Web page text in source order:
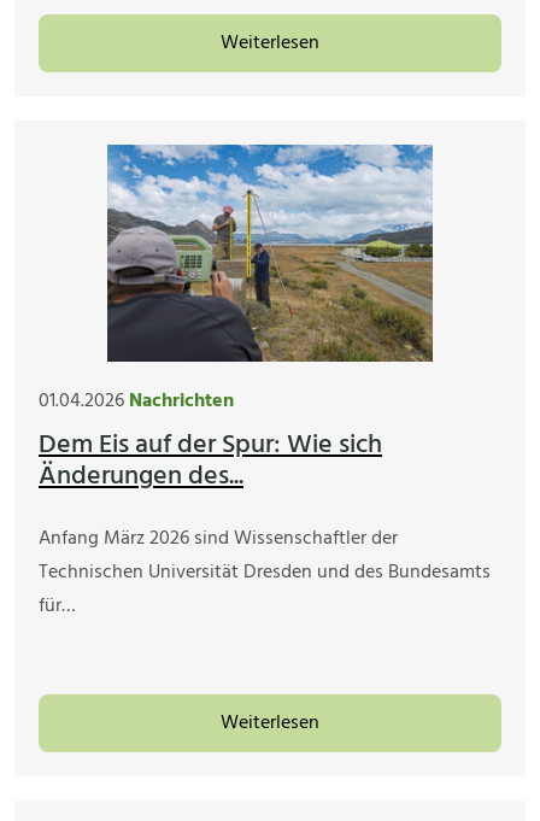
Weiterlesen
01.04.2026Nachrichten
Dem Eis auf der Spur: Wie sich
Änderungen des...
Anfang März 2026 sind Wissenschaftler der
Technischen Universität Dresden und des Bundesamts
für…
Weiterlesen